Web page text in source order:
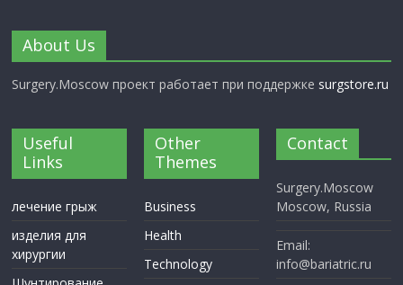
About Us
Surgery.Moscow проект работает при поддержке surgstore.ru
Useful
Links
лечение грыж
изделия для
хирургии
Other
Themes
Business
Health
Technology
Contact
Surgery.Moscow
Moscow, Russia
Email:
info@bariatric.ru